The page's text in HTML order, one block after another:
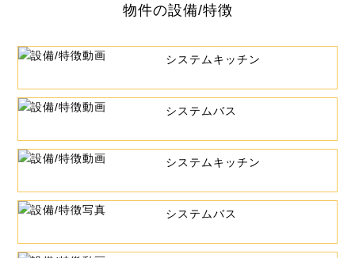
物件の設備/特徴
システムキッチン
システムバス
システムキッチン
システムバス